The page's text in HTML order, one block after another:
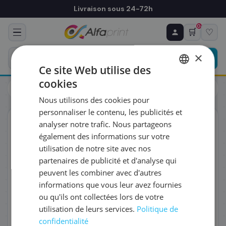
Livraison sous 24-72h
🛒
0
♡
Cartouches
Canon
ORIGINAL
♻ COMMANDE RÉCURRENTE
Prévoyez & économisez
Programmez votre prochain achat — notre équipe
vous prépare un devis personnalisé
RÉFÉRENCE DU PRODUIT
FRÉQUENCE
QUANTITÉ PAR LIVRAISON
DATE DE PREMIÈRE LIVRAISON SOUHAITÉE
×
Ce site Web utilise des
cookies
Nous utilisons des cookies pour
personnaliser le contenu, les publicités et
analyser notre trafic. Nous partageons
également des informations sur votre
utilisation de notre site avec nos
partenaires de publicité et d'analyse qui
peuvent les combiner avec d'autres
informations que vous leur avez fournies
ou qu'ils ont collectées lors de votre
utilisation de leurs services. Politique de
confidentialité